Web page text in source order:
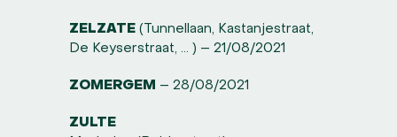
ZELZATE(Tunnellaan, Kastanjestraat,
De Keyserstraat, … ) – 21/08/2021
ZOMERGEM – 28/08/2021
ZULTE